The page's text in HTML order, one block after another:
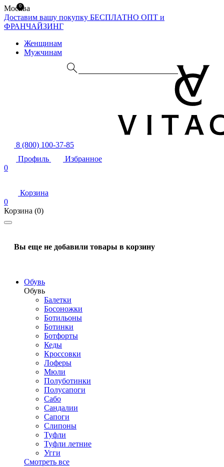
Москва
Доставим вашу покупку БЕСПЛАТНО ОПТ и
ФРАНЧАЙЗИНГ
Женщинам
Мужчинам
8 (800) 100-37-85
Профиль
Избранное
0
Корзина
0
Корзина (0)
Вы еще не добавили товары в корзину
Обувь
Обувь
Балетки
Босоножки
Ботильоны
Ботинки
Ботфорты
Кеды
Кроссовки
Лоферы
Мюли
Полуботинки
Полусапоги
Сабо
Сандалии
Сапоги
Слипоны
Туфли
Туфли летние
Угги
Смотреть все
0